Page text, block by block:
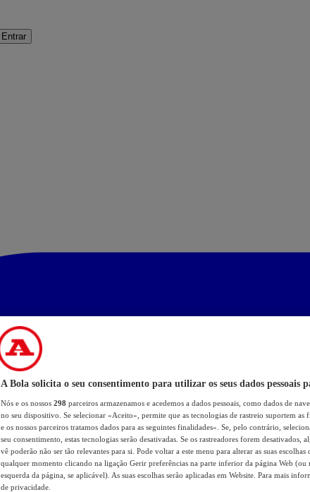
Entrar
A Bola solicita o seu consentimento para utilizar os seus dados pessoais
Nós e os nossos 298 parceiros armazenamos e acedemos a dados pessoais, como dados de
no seu dispositivo. Se selecionar «Aceito», permite que as tecnologias de rastreio suportem as
e os nossos parceiros tratamos dados para as seguintes finalidades». Se, pelo contrário,
seu consentimento, estas tecnologias serão desativadas. Se os rastreadores forem desativados,
vê poderão não ser tão relevantes para si. Pode voltar a este menu para alterar as suas
qualquer momento clicando na ligação Gerir preferências na parte inferior da página Web
esquerda da página, se aplicável). As suas escolhas serão aplicadas em Website. Para mais
de privacidade.